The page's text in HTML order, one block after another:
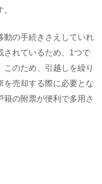
動の手続きさえしていれ
されているため、1つで
のため、引越しを繰り
を売却する際に必要とな
籍の附票が便利で多用さ